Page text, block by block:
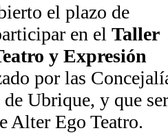
el plazo de
en el Taller
y Expresión
por las
Ubrique, y que
Alter Ego Teatro.